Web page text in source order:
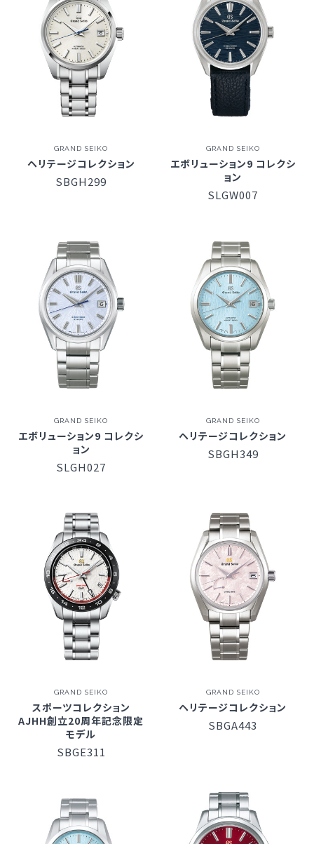
GRAND SEIKO
ヘリテージコレクション
SBGH299
GRAND SEIKO
エボリューション9 コレクシ
ョン
SLGW007
GRAND SEIKO
エボリューション9 コレクシ
ョン
SLGH027
GRAND SEIKO
ヘリテージコレクション
SBGH349
GRAND SEIKO
スポーツコレクション
AJHH創立20周年記念限定
モデル
SBGE311
GRAND SEIKO
ヘリテージコレクション
SBGA443